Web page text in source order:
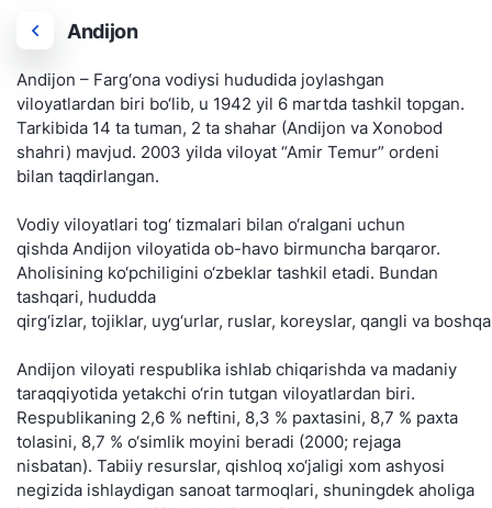
Andijon
Andijon – Farg‘ona vodiysi hududida joylashgan
viloyatlardan biri bo‘lib, u 1942 yil 6 martda tashkil topgan.
Tarkibida 14 ta tuman, 2 ta shahar (Andijon va Xonobod
shahri) mavjud. 2003 yilda viloyat “Amir Temur” ordeni
bilan taqdirlangan.
Vodiy viloyatlari tog‘ tizmalari bilan o‘ralgani uchun
qishda Andijon viloyatida ob-havo birmuncha barqaror.
Aholisining ko‘pchiligini o‘zbeklar tashkil etadi. Bundan
tashqari, hududda
qirg‘izlar, tojiklar, uyg‘urlar, ruslar, koreyslar, qangli va
Andijon viloyati respublika ishlab chiqarishda va madaniy
taraqqiyotida yetakchi o‘rin tutgan viloyatlardan biri.
Respublikaning 2,6 % neftini, 8,3 % paxtasini, 8,7 % paxta
tolasini, 8,7 % o‘simlik moyini beradi (2000; rejaga
nisbatan). Tabiiy resurslar, qishloq xo‘jaligi xom ashyosi
negizida ishlaydigan sanoat tarmoqlari, shuningdek aholiga